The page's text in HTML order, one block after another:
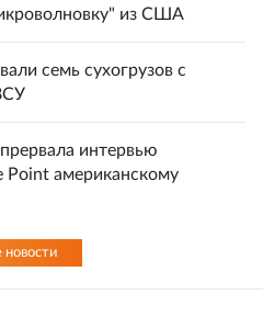
из США
семь сухогрузов с
интервью
Point американскому
новости